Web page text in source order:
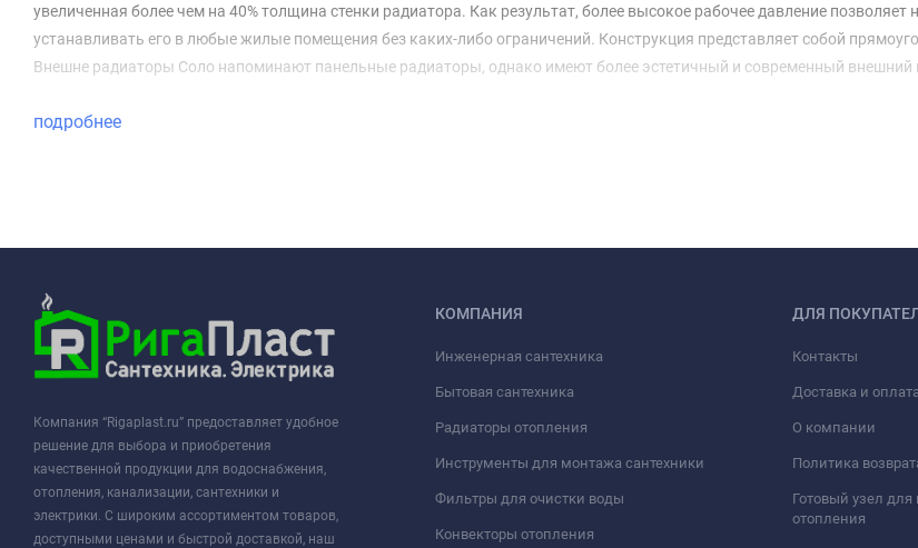
увеличенная более чем на 40% толщина стенки радиатора. Как результат, более высокое рабочее давление позволяет
устанавливать его в любые жилые помещения без каких-либо ограничений. Конструкция представляет собой
Внешне радиаторы Соло напоминают панельные радиаторы, однако имеют более эстетичный и современный внешний
подробнее
Компания “Rigaplast.ru” предоставляет удобное
решение для выбора и приобретения
качественной продукции для водоснабжения,
отопления, канализации, сантехники и
электрики. С широким ассортиментом товаров,
доступными ценами и быстрой доставкой, наш
КОМПАНИЯ
Инженерная сантехника
Бытовая сантехника
Радиаторы отопления
Инструменты для монтажа сантехники
Фильтры для очистки воды
Конвекторы отопления
ДЛЯ
Контакты
Доставка и оплата
О компании
Политика
Готовый узел
отопления